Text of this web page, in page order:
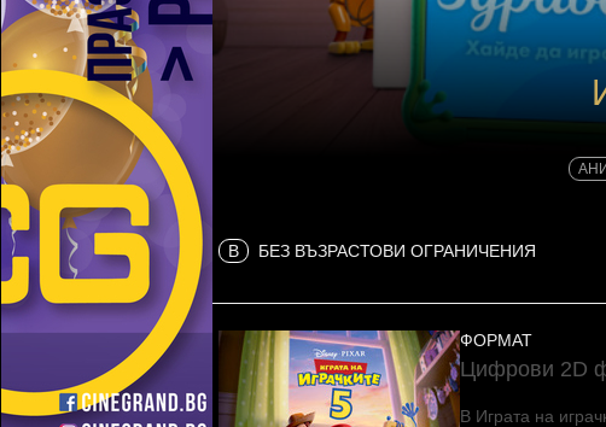
B БЕЗ ВЪЗРАСТОВИ ОГРАНИЧЕНИЯ
ФОРМАТ
Цифрови 2D
В Играта на